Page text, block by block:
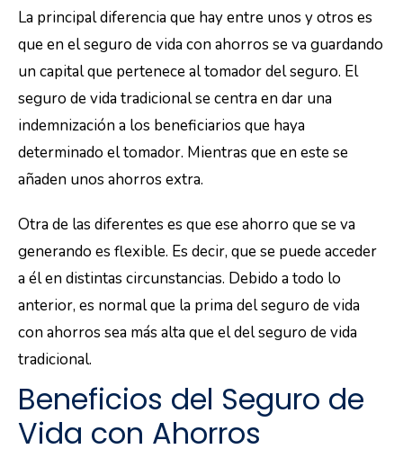
La principal diferencia que hay entre unos y otros es
que en el seguro de vida con ahorros se va guardando
un capital que pertenece al tomador del seguro. El
seguro de vida tradicional se centra en dar una
indemnización a los beneficiarios que haya
determinado el tomador. Mientras que en este se
añaden unos ahorros extra.
Otra de las diferentes es que ese ahorro que se va
generando es flexible. Es decir, que se puede acceder
a él en distintas circunstancias. Debido a todo lo
anterior, es normal que la prima del seguro de vida
con ahorros sea más alta que el del seguro de vida
tradicional.
Beneficios del Seguro de
Vida con Ahorros